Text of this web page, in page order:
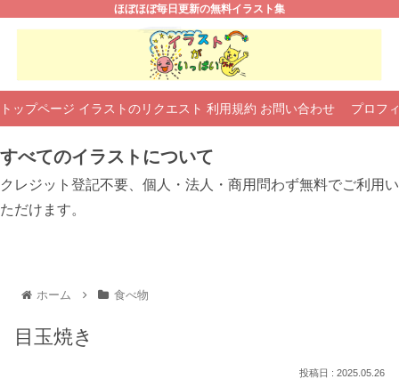
ほぼほぼ毎日更新の無料イラスト集
トップページ イラストのリクエスト 利用規約 お問い合わせ プロフ
すべてのイラストについて
クレジット登記不要、個人・法人・商用問わず無料でご利用い
ただけます。
ホーム 食べ物
目玉焼き
2025.05.26